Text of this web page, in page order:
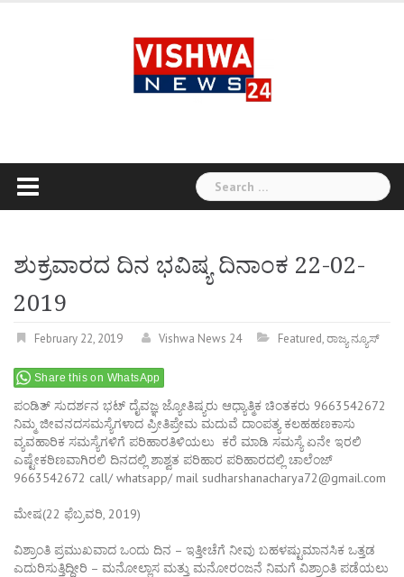
Search
for:
ಶುಕ್ರವಾರದ ದಿನ ಭವಿಷ್ಯ ದಿನಾಂಕ 22-02-
2019
February 22, 2019 Vishwa News 24 Featured,ರಾಜ್ಯ ನ್ಯೂಸ್
Share this on WhatsApp
ಪಂಡಿತ್ ಸುದರ್ಶನ ಭಟ್ ದೈವಜ್ಞ ಜ್ಯೋತಿಷ್ಯರು ಆಧ್ಯಾತ್ಮಿಕ ಚಿಂತಕರು 9663542672
ನಿಮ್ಮ ಜೀವನದಸಮಸ್ಯೆಗಳಾದ ಪ್ರೀತಿಪ್ರೇಮ ಮದುವೆ ದಾಂಪತ್ಯ ಕಲಹಹಣಕಾಸು
ವ್ಯವಹಾರಿಕ ಸಮಸ್ಯೆಗಳಿಗೆ ಪರಿಹಾರತಿಳಿಯಲು ಕರೆ ಮಾಡಿ ಸಮಸ್ಯೆ ಏನೇ ಇರಲಿ
ಎಷ್ಟೇಕಠಿಣವಾಗಿರಲಿ ದಿನದಲ್ಲಿ ಶಾಶ್ವತ ಪರಿಹಾರ ಪರಿಹಾರದಲ್ಲಿ ಚಾಲೆಂಜ್
9663542672 call/ whatsapp/ mail sudharshanacharya72@gmail.com
ಮೇಷ(22 ಫೆಬ್ರವರಿ, 2019)
ವಿಶ್ರಾಂತಿ ಪ್ರಮುಖವಾದ ಒಂದು ದಿನ – ಇತ್ತೀಚೆಗೆ ನೀವು ಬಹಳಷ್ಟುಮಾನಸಿಕ ಒತ್ತಡ
ಎದುರಿಸುತ್ತಿದ್ದೀರಿ – ಮನೋಲ್ಲಾಸ ಮತ್ತು ಮನೋರಂಜನೆ ನಿಮಗೆ ವಿಶ್ರಾಂತಿ ಪಡೆಯಲು